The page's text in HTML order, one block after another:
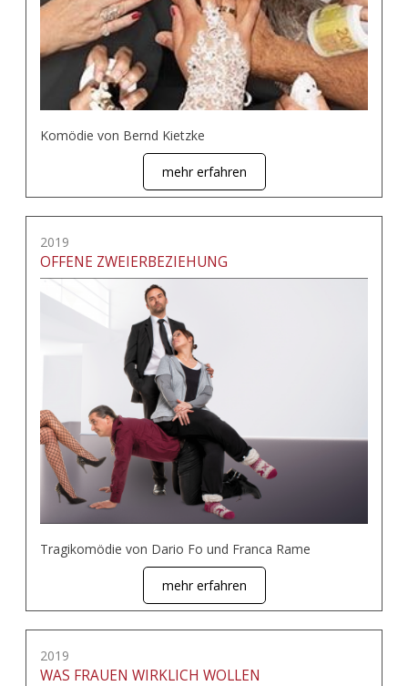
Komödie von Bernd Kietzke
mehr erfahren
2019
OFFENE ZWEIERBEZIEHUNG
Tragikomödie von Dario Fo und Franca Rame
mehr erfahren
2019
WAS FRAUEN WIRKLICH WOLLEN